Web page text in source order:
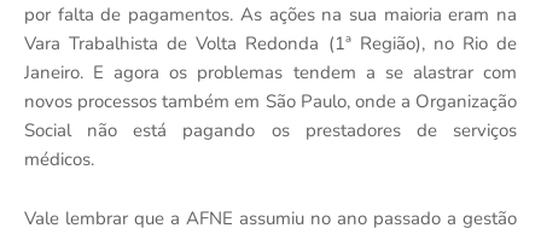
por falta de pagamentos. As ações na sua maioria eram na
Vara Trabalhista de Volta Redonda (1ª Região), no Rio de
Janeiro. E agora os problemas tendem a se alastrar com
novos processos também em São Paulo, onde a Organização
Social não está pagando os prestadores de serviços
médicos.
Vale lembrar que a AFNE assumiu no ano passado a gestão